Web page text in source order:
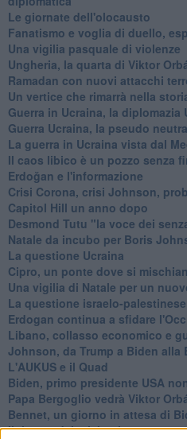
Le giornate dell'olocausto
Fanatismo e voglia di duello,
Una vigilia pasquale di violenze
Ungheria, la quarta di Viktor
Ramadan con nuovi attacchi
Un vertice che rimarrà nella
Guerra in Ucraina, la diplomazia
Guerra Ucraina, la pseudo
La guerra in Ucraina vista dal
​Il caos libico è un pozzo senza
Erdoğan e l'informazione
Crisi Corona, crisi Johnson,
Capitol Hill un anno dopo
Desmond Tutu "la voce dei
Natale da incubo per Boris
La questione Ucraina
Cipro, un ponte dove si
Una vigilia di Natale per un
La questione israelo-
Erdogan continua a sfidare
Libano, collasso economico e
Johnson, da Trump a Biden alla
L'AUKUS e il Quad
Biden, primo presidente USA
Papa Bergoglio vedrà Viktor
Bennet, un giorno in attesa di
Il ritorno dei talebani